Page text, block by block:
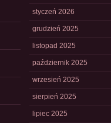
styczeń 2026
grudzień 2025
listopad 2025
październik 2025
wrzesień 2025
sierpień 2025
lipiec 2025